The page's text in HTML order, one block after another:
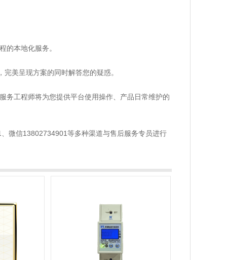
的本地化服务。
美呈现方案的同时解答您的疑惑。
工程师将为您提供平台使用操作、产品日常维护的
微信13802734901等多种渠道与售后服务专员进行